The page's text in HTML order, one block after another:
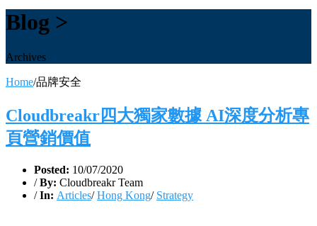
Blog >
Archives
Home/品牌安全
Cloudbreakr四大獨家數據 AI深度分析專
頁營銷價值
Posted: 10/07/2020
/ By: Cloudbreakr Team
/ In: Articles/Hong Kong/ Strategy